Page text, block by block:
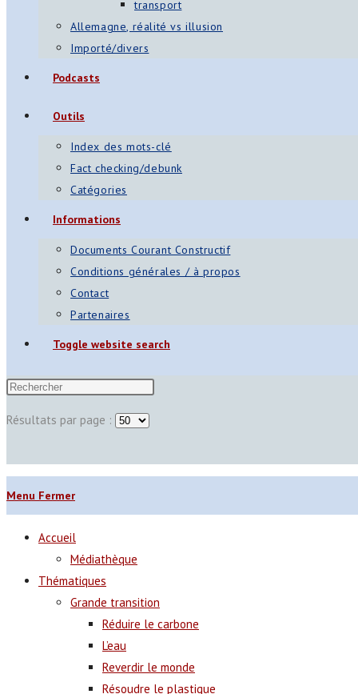
transport
Allemagne, réalité vs illusion
Importé/divers
Podcasts
Outils
Index des mots-clé
Fact checking/debunk
Catégories
Informations
Documents Courant Constructif
Conditions générales / à propos
Contact
Partenaires
Toggle website search
Résultats par page :
Menu Fermer
Accueil
Médiathèque
Thématiques
Grande transition
Réduire le carbone
L’eau
Reverdir le monde
Résoudre le plastique